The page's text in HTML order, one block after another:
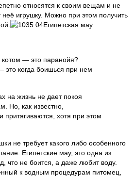
относятся к своим вещам и не
неё игрушку. Можно при этом получить
котом — это паранойя?
когда боишься при нем
на жизнь не дает покоя
Но, как известно,
притягиваются, хотя при этом
не требует какого либо особенного
Египетские мау, это одна из
что не боится, а даже любит воду.
к водным процедурам питомец,